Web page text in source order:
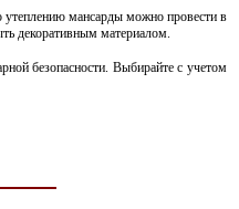
утеплению мансарды можно провести в
декоративным материалом.
безопасности. Выбирайте с учетом